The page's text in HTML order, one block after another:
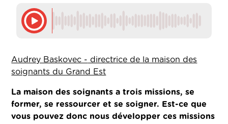
Audrey Baskovec - directrice de la maison des
soignants du Grand Est
La maison des soignants a trois missions, se
former, se ressourcer et se soigner. Est-ce que
vous pouvez donc nous développer ces missions